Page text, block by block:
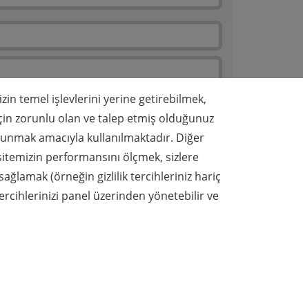
temel işlevlerini yerine getirebilmek,
zorunlu olan ve talep etmiş olduğunuz
amacıyla kullanılmaktadır. Diğer
performansını ölçmek, sizlere
(örneğin gizlilik tercihleriniz hariç
panel üzerinden yönetebilir ve